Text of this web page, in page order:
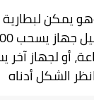
100 مللي أمبير (
انظر الشكل أدناه